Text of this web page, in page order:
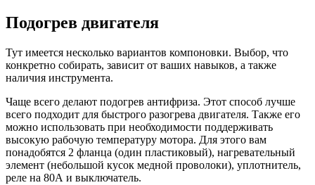
Подогрев двигателя
Тут имеется несколько вариантов компоновки. Выбор, что
конкретно собирать, зависит от ваших навыков, а также
наличия инструмента.
Чаще всего делают подогрев антифриза. Этот способ лучше
всего подходит для быстрого разогрева двигателя. Также его
можно использовать при необходимости поддерживать
высокую рабочую температуру мотора. Для этого вам
понадобятся 2 фланца (один пластиковый), нагревательный
элемент (небольшой кусок медной проволоки), уплотнитель,
реле на 80А и выключатель.